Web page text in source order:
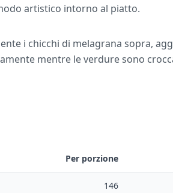
artistico intorno al piatto.
i chicchi di melagrana sopra,
mentre le verdure sono
Per porzione
146